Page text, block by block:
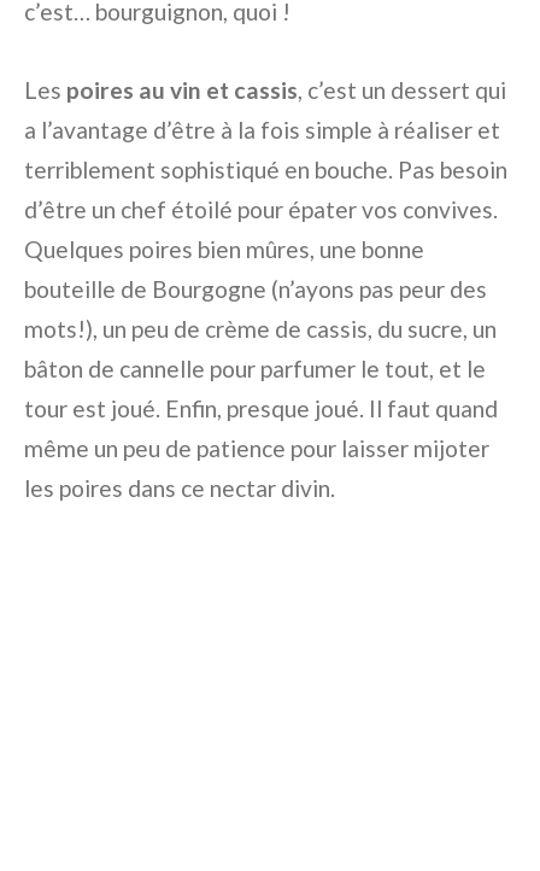
c’est… bourguignon, quoi !
Les poires au vin et cassis, c’est un dessert qui
a l’avantage d’être à la fois simple à réaliser et
terriblement sophistiqué en bouche. Pas besoin
d’être un chef étoilé pour épater vos convives.
Quelques poires bien mûres, une bonne
bouteille de Bourgogne (n’ayons pas peur des
mots!), un peu de crème de cassis, du sucre, un
bâton de cannelle pour parfumer le tout, et le
tour est joué. Enfin, presque joué. Il faut quand
même un peu de patience pour laisser mijoter
les poires dans ce nectar divin.